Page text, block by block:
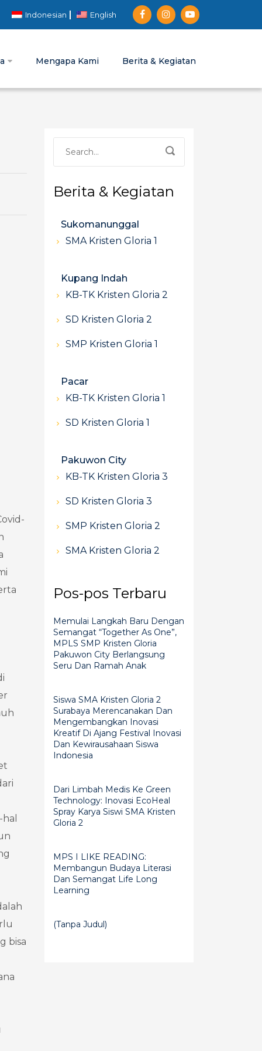
Indonesian English
Mengapa Kami Berita & Kegiatan
bisa
Berita & Kegiatan
Sukomanunggal
SMA Kristen Gloria 1
Kupang Indah
KB-TK Kristen Gloria 2
SD Kristen Gloria 2
SMP Kristen Gloria 1
Pacar
KB-TK Kristen Gloria 1
SD Kristen Gloria 1
Pakuwon City
KB-TK Kristen Gloria 3
SD Kristen Gloria 3
SMP Kristen Gloria 2
SMA Kristen Gloria 2
Pos-pos Terbaru
Memulai Langkah Baru Dengan
Semangat “Together As One”,
MPLS SMP Kristen Gloria
Pakuwon City Berlangsung
Seru Dan Ramah Anak
Siswa SMA Kristen Gloria 2
Surabaya Merencanakan Dan
Mengembangkan Inovasi
Kreatif Di Ajang Festival Inovasi
Dan Kewirausahaan Siswa
Indonesia
Dari Limbah Medis Ke Green
Technology: Inovasi EcoHeal
Spray Karya Siswi SMA Kristen
Gloria 2
MPS I LIKE READING:
Membangun Budaya Literasi
Dan Semangat Life Long
Learning
(tanpa Judul)